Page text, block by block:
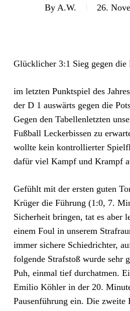
By A.W. 26.
Glücklicher 3:1 Sieg gegen die
im letzten Punktspiel des
der D 1 auswärts gegen die
Gegen den Tabellenletzten
Fußball Leckerbissen zu
wollte kein kontrollierter
dafür viel Kampf und Krampf
Gefühlt mit der ersten guten
Krüger die Führung (1:0, 7.
Sicherheit bringen, tat es aber
einem Foul in unserem
immer sichere Schiedrichter,
folgende Strafstoß wurde sehr
Puh, einmal tief durchatmen.
Emilio Köhler in der 20.
Pausenführung ein. Die zweite